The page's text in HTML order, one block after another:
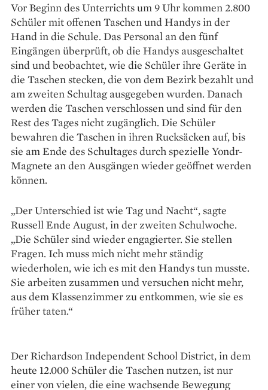
Vor Beginn des Unterrichts um 9 Uhr kommen 2.800
Schüler mit offenen Taschen und Handys in der
Hand in die Schule. Das Personal an den fünf
Eingängen überprüft, ob die Handys ausgeschaltet
sind und beobachtet, wie die Schüler ihre Geräte in
die Taschen stecken, die von dem Bezirk bezahlt und
am zweiten Schultag ausgegeben wurden. Danach
werden die Taschen verschlossen und sind für den
Rest des Tages nicht zugänglich. Die Schüler
bewahren die Taschen in ihren Rucksäcken auf, bis
sie am Ende des Schultages durch spezielle Yondr-
Magnete an den Ausgängen wieder geöffnet werden
können.
„Der Unterschied ist wie Tag und Nacht“, sagte
Russell Ende August, in der zweiten Schulwoche.
„Die Schüler sind wieder engagierter. Sie stellen
Fragen. Ich muss mich nicht mehr ständig
wiederholen, wie ich es mit den Handys tun musste.
Sie arbeiten zusammen und versuchen nicht mehr,
aus dem Klassenzimmer zu entkommen, wie sie es
früher taten.“
Der Richardson Independent School District, in dem
heute 12.000 Schüler die Taschen nutzen, ist nur
einer von vielen, die eine wachsende Bewegung